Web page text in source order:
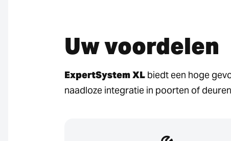
Uw voordelen
ExpertSystem XL biedt een hoge
naadloze integratie in poorten of